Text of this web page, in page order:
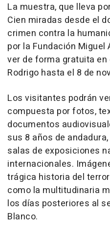
La muestra, que lleva
Cien miradas desde el
crimen contra la
por la Fundación Miguel
ver de forma gratuita
Rodrigo hasta el 8 de
Los visitantes podrán
compuesta por fotos,
documentos
sus 8 años de
salas de exposiciones
internacionales.
trágica historia del
como la multitudinaria
los días posteriores al
Blanco.